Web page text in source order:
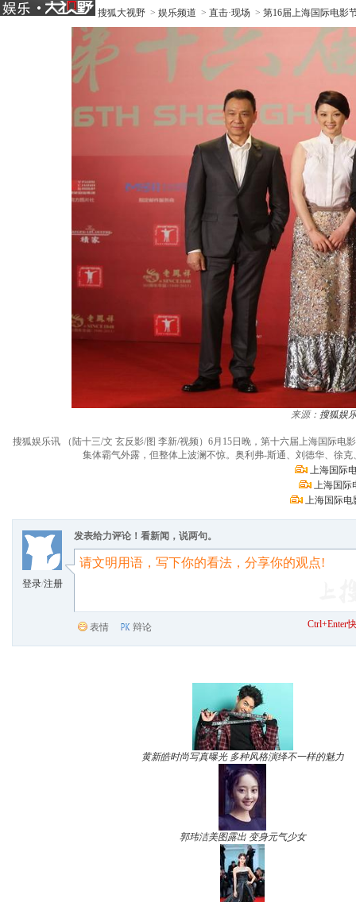
搜狐大视野 > 娱乐频道 > 直击·现场 > 第16届上海国际电影
来源： 搜狐娱
搜狐娱乐讯 （陆十三/文 玄反影/图 李新/视频）6月15日晚，第十六届上海国际
集体霸气外露，但整体上波澜不惊。奥利弗-斯通、刘德华、徐
上海国际
上海国际
上海国际电
登录/注册
发表给力评论！看新闻，说两句。
表情 辩论 Ctrl+Enter
黄新皓时尚写真曝光 多种风格演绎不一样的魅力
郭玮洁美图露出 变身元气少女